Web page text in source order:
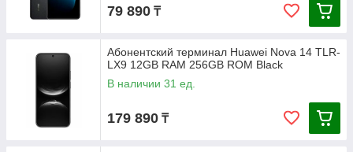
79 890 ₸
Абонентский терминал Huawei Nova 14 TLR-
LX9 12GB RAM 256GB ROM Black
В наличии 31 ед.
179 890 ₸